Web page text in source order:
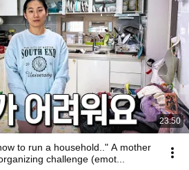
23:50
to run a household.." A mother
challenge (emot...